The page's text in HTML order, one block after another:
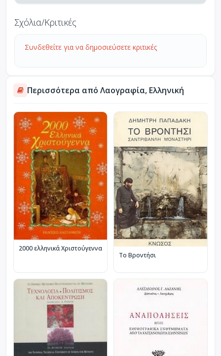
Σχόλια/Κριτικές
Συνδεθείτε για να δημοσιεύσετε κριτικές
Περισσότερα από Λαογραφία, Ελληνική
2000 ελληνικά Χριστούγεννα
Το Βροντήσι